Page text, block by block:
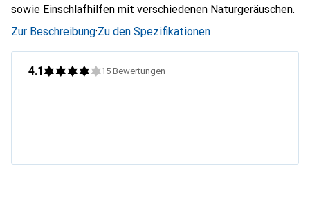
sowie Einschlafhilfen mit verschiedenen Naturgeräuschen.
Zur Beschreibung·Zu den Spezifikationen
4.1 15 Bewertungen